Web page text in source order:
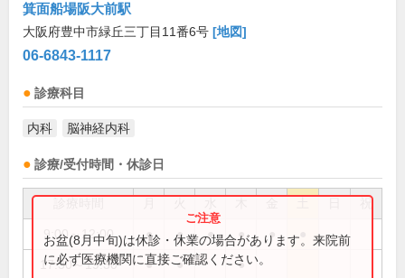
箕面船場阪大前駅
大阪府豊中市緑丘三丁目11番6号 [地図]
06-6843-1117
診療科目
内科 脳神経内科
診療/受付時間・休診日
祝
9:00～12:00 ● ● ● ● ●
17:30～19:30 ● ● ●
お盆(8月中旬)は休診・休業の場合があります。来院前
に必ず医療機関に直接ご確認ください。